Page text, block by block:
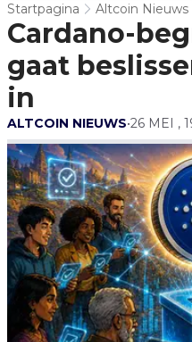
Startpagina Altcoin Nieuws
Cardano-
gaat
in
ALTCOIN NIEUWS•26 MEI ,